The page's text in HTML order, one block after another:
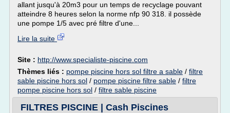
allant jusqu'à 20m3 pour un temps de recyclage pouvant
atteindre 8 heures selon la norme nfp 90 318. il possède
une pompe 1/5 avec pré filtre d'une...
Lire la suite
Site : http://www.specialiste-piscine.com
Thèmes liés : pompe piscine hors sol filtre a sable / filtre
sable piscine hors sol / pompe piscine filtre sable / filtre
pompe piscine hors sol / filtre sable piscine
FILTRES PISCINE | Cash Piscines